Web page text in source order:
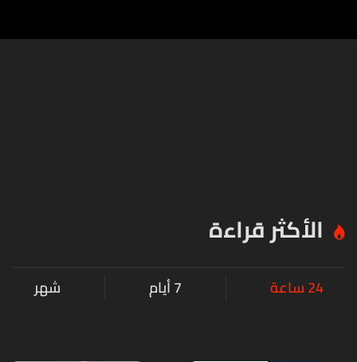
الأكثر قراءة
24 ساعة 7 أيام شهر